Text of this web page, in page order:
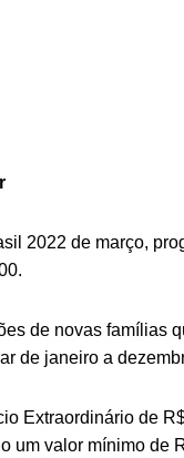
2022 de março,
de novas famílias
de janeiro a
Extraordinário de
um valor mínimo de